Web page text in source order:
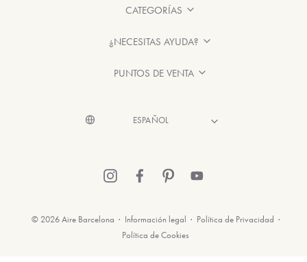
CATEGORÍAS
¿NECESITAS AYUDA?
PUNTOS DE VENTA
© 2026 Aire Barcelona · Información legal · Política de Privacidad ·
Política de Cookies